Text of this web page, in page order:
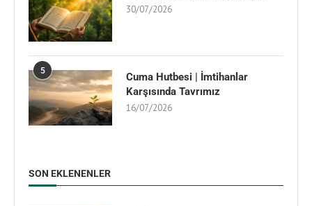
30/07/2026
5
Cuma Hutbesi | İmtihanlar
Karşısında Tavrımız
16/07/2026
SON EKLENENLER